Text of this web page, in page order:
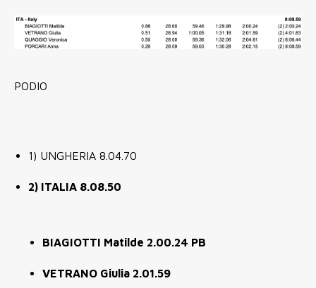
PODIO
1) UNGHERIA 8.04.70
2) ITALIA 8.08.50
BIAGIOTTI Matilde 2.00.24 PB
VETRANO Giulia 2.01.59